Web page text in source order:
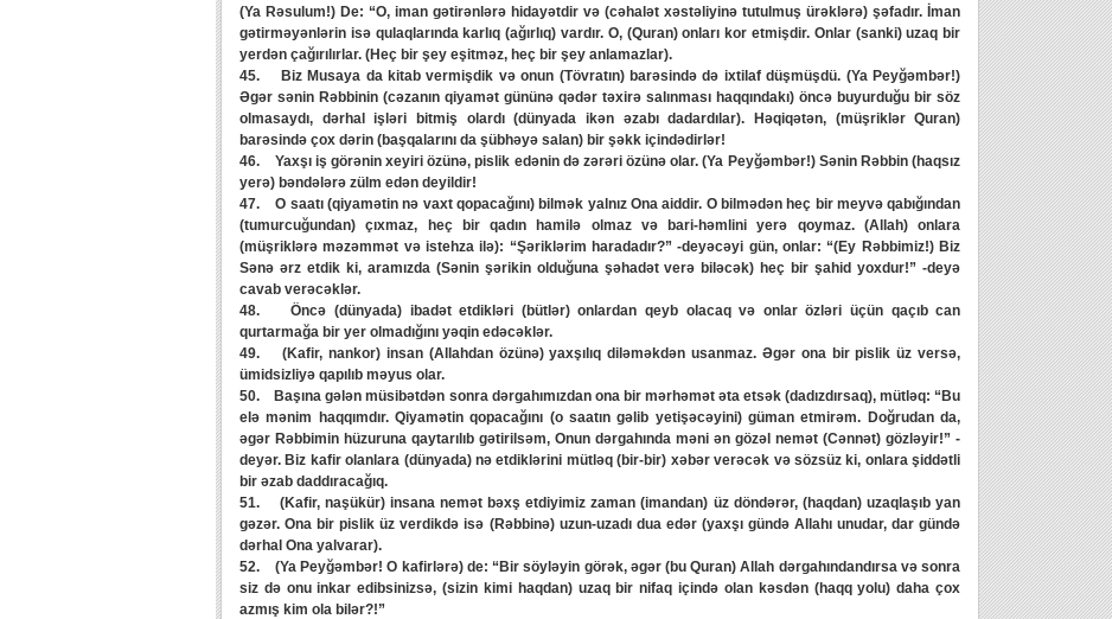
(Ya Rəsulum!) De: “O, iman gətirənlərə hidayətdir və (cəhalət xəstəliyinə tutulmuş ürəklərə) şəfadır. İman
gətirməyənlərin isə qulaqlarında karlıq (ağırlıq) vardır. O, (Quran) onları kor etmişdir. Onlar (sanki) uzaq bir
yerdən çağırılırlar. (Heç bir şey eşitməz, heç bir şey anlamazlar).
45. Biz Musaya da kitab vermişdik və onun (Tövratın) barəsində də ixtilaf düşmüşdü. (Ya Peyğəmbər!)
Əgər sənin Rəbbinin (cəzanın qiyamət gününə qədər təxirə salınması haqqındakı) öncə buyurduğu bir söz
olmasaydı, dərhal işləri bitmiş olardı (dünyada ikən əzabı dadardılar). Həqiqətən, (müşriklər Quran)
barəsində çox dərin (başqalarını da şübhəyə salan) bir şəkk içindədirlər!
46. Yaxşı iş görənin xeyiri özünə, pislik edənin də zərəri özünə olar. (Ya Peyğəmbər!) Sənin Rəbbin (haqsız
yerə) bəndələrə zülm edən deyildir!
47. O saatı (qiyamətin nə vaxt qopacağını) bilmək yalnız Ona aiddir. O bilmədən heç bir meyvə qabığından
(tumurcuğundan) çıxmaz, heç bir qadın hamilə olmaz və bari-həmlini yerə qoymaz. (Allah) onlara
(müşriklərə məzəmmət və istehza ilə): “Şəriklərim haradadır?” -deyəcəyi gün, onlar: “(Ey Rəbbimiz!) Biz
Sənə ərz etdik ki, aramızda (Sənin şərikin olduğuna şəhadət verə biləcək) heç bir şahid yoxdur!” -deyə
cavab verəcəklər.
48. Öncə (dünyada) ibadət etdikləri (bütlər) onlardan qeyb olacaq və onlar özləri üçün qaçıb can
qurtarmağa bir yer olmadığını yəqin edəcəklər.
49. (Kafir, nankor) insan (Allahdan özünə) yaxşılıq diləməkdən usanmaz. Əgər ona bir pislik üz versə,
ümidsizliyə qapılıb məyus olar.
50. Başına gələn müsibətdən sonra dərgahımızdan ona bir mərhəmət əta etsək (dadızdırsaq), mütləq: “Bu
elə mənim haqqımdır. Qiyamətin qopacağını (o saatın gəlib yetişəcəyini) güman etmirəm. Doğrudan da,
əgər Rəbbimin hüzuruna qaytarılıb gətirilsəm, Onun dərgahında məni ən gözəl nemət (Cənnət) gözləyir!” -
deyər. Biz kafir olanlara (dünyada) nə etdiklərini mütləq (bir-bir) xəbər verəcək və sözsüz ki, onlara şiddətli
bir əzab daddıracağıq.
51. (Kafir, naşükür) insana nemət bəxş etdiyimiz zaman (imandan) üz döndərər, (haqdan) uzaqlaşıb yan
gəzər. Ona bir pislik üz verdikdə isə (Rəbbinə) uzun-uzadı dua edər (yaxşı gündə Allahı unudar, dar gündə
dərhal Ona yalvarar).
52. (Ya Peyğəmbər! O kafirlərə) de: “Bir söyləyin görək, əgər (bu Quran) Allah dərgahındandırsa və sonra
siz də onu inkar edibsinizsə, (sizin kimi haqdan) uzaq bir nifaq içində olan kəsdən (haqq yolu) daha çox
azmış kim ola bilər?!”